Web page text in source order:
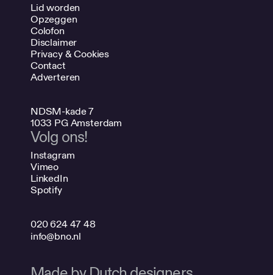
Lid worden
Opzeggen
Colofon
Disclaimer
Privacy & Cookies
Contact
Adverteren
NDSM-kade 7
1033 PG Amsterdam
Volg ons!
Instagram
Vimeo
LinkedIn
Spotify
020 624 47 48
info@bno.nl